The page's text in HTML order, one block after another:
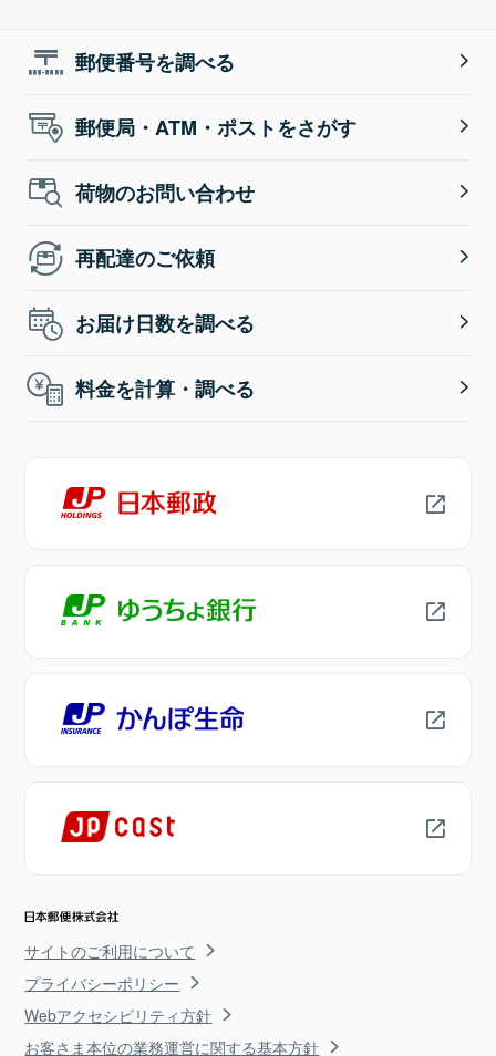
郵便番号を調べる
郵便局・ATM・ポストをさがす
荷物のお問い合わせ
再配達のご依頼
お届け日数を調べる
料金を計算・調べる
サイトのご利用について
プライバシーポリシー
Webアクセシビリティ方針
お客さま本位の業務運営に関する基本方針